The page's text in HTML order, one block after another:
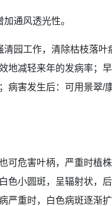
通风透光性。
园工作，清除枯枝落
地减轻来年的发病率；
病害发生后：可用景翠/
可危害叶柄，严重时植
色小圆斑，呈辐射状，
严重时，白色病斑逐渐